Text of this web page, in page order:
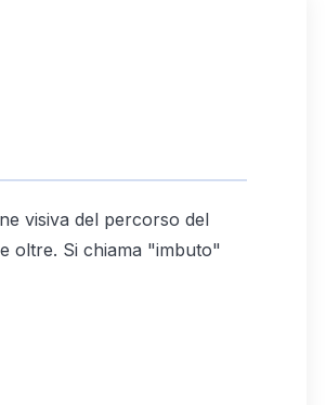
visiva del percorso del
oltre. Si chiama "imbuto"